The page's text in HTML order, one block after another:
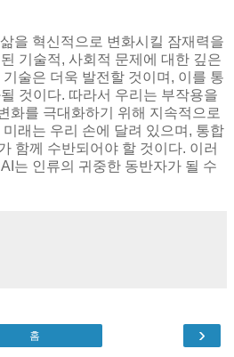
을 혁신적으로 변화시킬 잠재력을
기술적, 사회적 문제에 대한 깊은
술은 더욱 발전할 것이며, 이를 통
것이다. 따라서 우리는 부작용을
화를 극대화하기 위해 지속적으로
래는 우리 손에 달려 있으며, 통합
함께 수반되어야 할 것이다. 이러
는 인류의 귀중한 동반자가 될 수
›
홈